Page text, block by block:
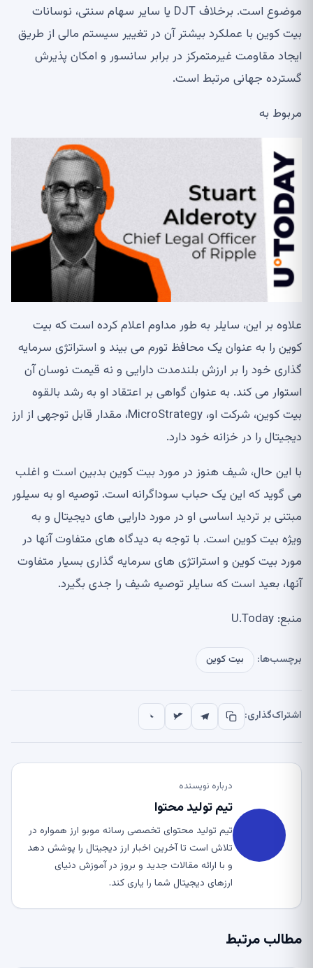
موضوع است. برخلاف DJT یا سایر سهام سنتی، نوسانات
بیت کوین با عملکرد بیشتر آن در تغییر سیستم مالی از طریق
ایجاد مقاومت غیرمتمرکز در برابر سانسور و امکان پذیرش
گسترده جهانی مرتبط است.
مربوط به
علاوه بر این، سایلر به طور مداوم اعلام کرده است که بیت
کوین را به عنوان یک محافظ تورم می بیند و استراتژی سرمایه
گذاری خود را بر ارزش بلندمدت دارایی و نه قیمت نوسان آن
استوار می کند. به عنوان گواهی بر اعتقاد او به رشد بالقوه
بیت کوین، شرکت او، MicroStrategy، مقدار قابل توجهی از ارز
دیجیتال را در خزانه خود دارد.
با این حال، شیف هنوز در مورد بیت کوین بدبین است و اغلب
می گوید که این یک حباب سوداگرانه است. توصیه او به سیلور
مبتنی بر تردید اساسی او در مورد دارایی های دیجیتال و به
ویژه بیت کوین است. با توجه به دیدگاه های متفاوت آنها در
مورد بیت کوین و استراتژی های سرمایه گذاری بسیار متفاوت
آنها، بعید است که سایلر توصیه شیف را جدی بگیرد.
منبع: U.Today
برچسب‌ها: بیت کوین
اشتراک‌گذاری:
درباره نویسنده
تیم تولید محتوا
تیم تولید محتوای تخصصی رسانه موبو ارز همواره در
تلاش است تا آخرین اخبار ارز دیجیتال را پوشش دهد
و با ارائه مقالات جدید و بروز در آموزش دنیای
ارزهای دیجیتال شما را یاری کند.
مطالب مرتبط